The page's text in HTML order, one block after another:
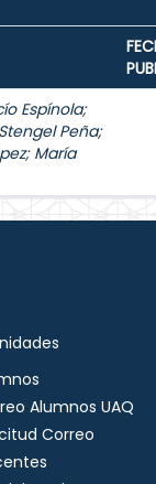
Espínola;
Peña;
; María
Alumnos UAQ
Correo